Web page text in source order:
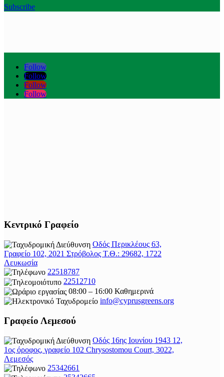
Subscribe
Follow
Follow
Follow
Follow
Κεντρικό Γραφείο
Οδός Περικλέους 63,
Γραφείο 102, 2021 Στρόβολος Τ.Θ.: 29682, 1722
Λευκωσία
22518787
22512710
08:00 – 16:00 Καθημερινά
info@cyprusgreens.org
Γραφείο Λεμεσού
Οδός 16ης Ιουνίου 1943 12,
1ος όροφος, γραφείο 102 Chrysostomou Court, 3022,
Λεμεσός
25342661